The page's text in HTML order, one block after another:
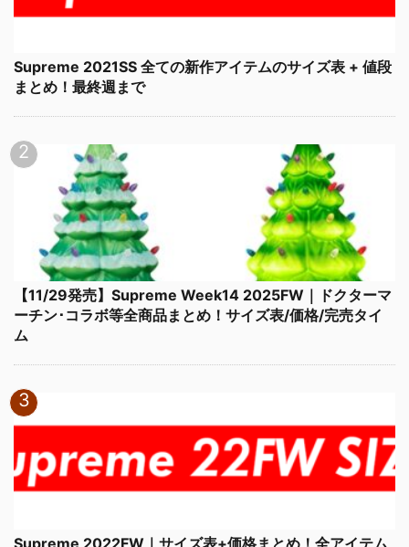
Supreme 2021SS 全ての新作アイテムのサイズ表 + 値段
まとめ！最終週まで
【11/29発売】Supreme Week14 2025FW｜ドクターマ
ーチン･コラボ等全商品まとめ！サイズ表/価格/完売タイ
ム